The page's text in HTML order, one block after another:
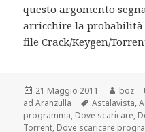
questo argomento
arricchire la
file Crack/Keygen/
Scritto
il
21 Maggio 2011 Autore
boz
ad Aranzulla
Tag
Astalavista,
programma, Dove scaricare,
Torrent, Dove scaricare